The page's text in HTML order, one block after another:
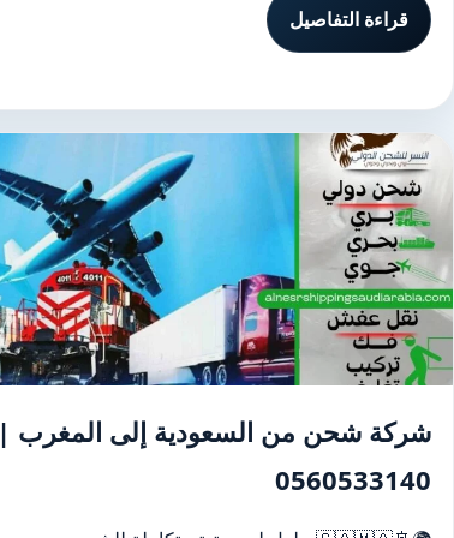
قراءة التفاصيل
شركة شحن من السعودية إلى المغرب |
0560533140